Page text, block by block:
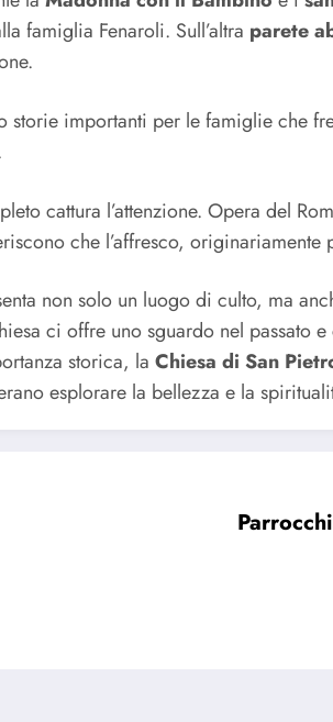
famiglia Fenaroli. Sull’altra parete
storie importanti per le famiglie che
cattura l’attenzione. Opera del
che l’affresco,
non solo un luogo di culto, ma
ci offre uno sguardo nel
storica, la Chiesa di San
esplorare la bellezza e la